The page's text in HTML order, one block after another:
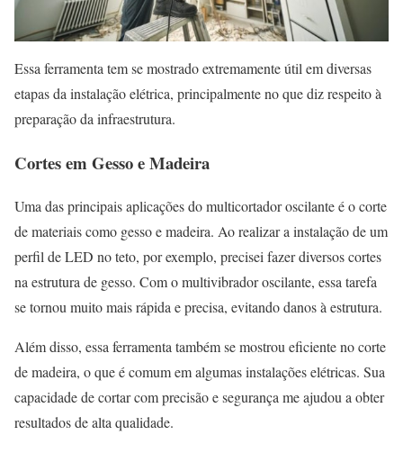
Essa ferramenta tem se mostrado extremamente útil em diversas
etapas da instalação elétrica, principalmente no que diz respeito à
preparação da infraestrutura.
Cortes em Gesso e Madeira
Uma das principais aplicações do multicortador oscilante é o corte
de materiais como gesso e madeira. Ao realizar a instalação de um
perfil de LED no teto, por exemplo, precisei fazer diversos cortes
na estrutura de gesso. Com o multivibrador oscilante, essa tarefa
se tornou muito mais rápida e precisa, evitando danos à estrutura.
Além disso, essa ferramenta também se mostrou eficiente no corte
de madeira, o que é comum em algumas instalações elétricas. Sua
capacidade de cortar com precisão e segurança me ajudou a obter
resultados de alta qualidade.